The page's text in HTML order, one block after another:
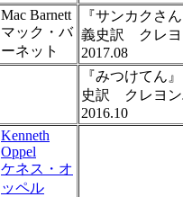
Mac Barnett
マック・バ
ーネット
『サンカクさ
義史訳 クレ
2017.08
『みつけてん
史訳 クレヨ
2016.10
Kenneth
Oppel
ケネス・オ
ッペル